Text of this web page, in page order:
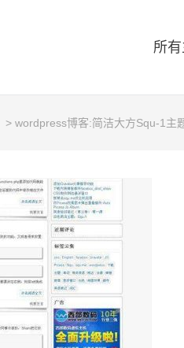
所
> wordpress博客:简洁大方Squ-1主